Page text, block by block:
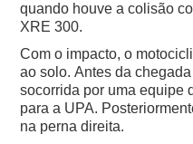
quando houve a colisão
XRE 300.
Com o impacto, o
ao solo.Antes da
socorrida por uma equipe
para a UPA.
na perna direita.